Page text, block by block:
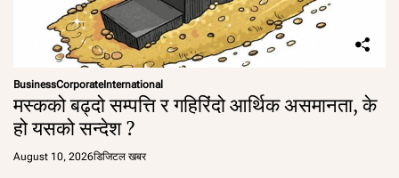
BusinessCorporateInternational
मस्कको बढ्दो सम्पत्ति र गहिरिंदो आर्थिक असमानता, के
हो यसको सन्देश ?
August 10, 2026डिजिटल खबर